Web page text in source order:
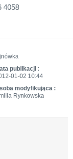
4058
publikacji :
01-02 10:44
modyfikująca :
Rynkowska